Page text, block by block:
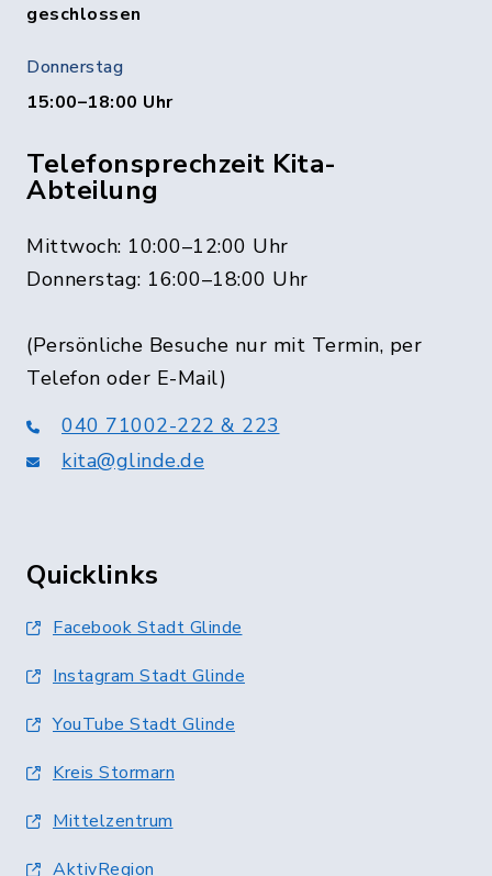
geschlossen
Donnerstag
15:00–18:00 Uhr
Telefonsprechzeit Kita-
Abteilung
Mittwoch: 10:00–12:00 Uhr
Donnerstag: 16:00–18:00 Uhr
(Persönliche Besuche nur mit Termin, per
Telefon oder E-Mail)
040 71002-222 & 223
kita@glinde.de
Quicklinks
Facebook Stadt Glinde
Instagram Stadt Glinde
YouTube Stadt Glinde
Kreis Stormarn
Mittelzentrum
AktivRegion